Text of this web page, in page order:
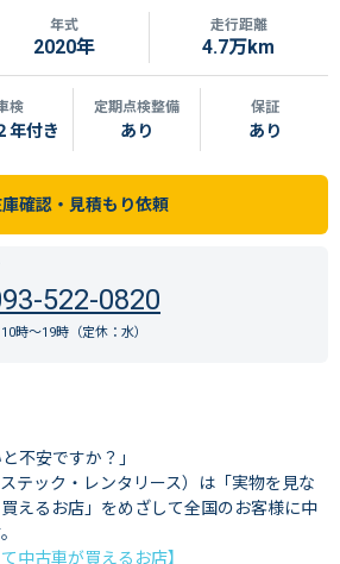
年式
2020年
走行距離
4.7万km
検
年付き
定期点検整備
あり
保証
あり
確認・見積もり依頼
522-0820
10時〜19時（定休：水）
不安ですか？」
テック・レンタリース）は「実物を見な
えるお店」をめざして全国のお客様に中
中古車が買えるお店】